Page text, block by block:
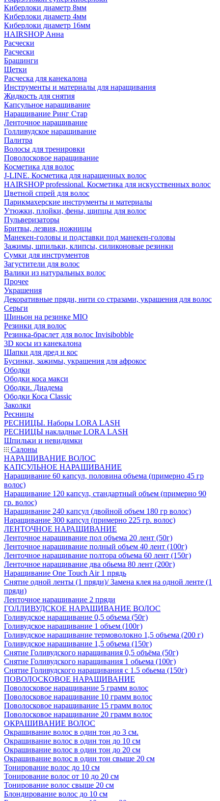
Киберлоки диаметр 8мм
Киберлоки диаметр 4мм
Киберлоки диаметр 16мм
HAIRSHOP Анна
Расчески
Расчески
Брашинги
Щетки
Расческа для канекалона
Инструменты и материалы для наращивания
Жидкость для снятия
Капсульное наращивание
Наращивание Ринг Стар
Ленточное наращивание
Голливудское наращивание
Палитра
Волосы для тренировки
Поволосковое наращивание
Косметика для волос
J-LINE. Косметика для наращенных волос
HAIRSHOP professional. Косметика для искусственных волос
Цветной спрей для волос
Парикмахерские инструменты и материалы
Утюжки, плойки, фены, щипцы для волос
Пульверизаторы
Бритвы, лезвия, ножницы
Манекен-головы и подставки под манекен-головы
Зажимы, шпильки, клипсы, силиконовые резинки
Сумки для инструментов
Загустители для волос
Валики из натуральных волос
Прочее
Украшения
Декоративные пряди, нити со стразами, украшения для волос
Серьги
Шиньон на резинке MIO
Резинки для волос
Резинка-браслет для волос Invisibobble
3D косы из канекалона
Шапки для дред и кос
Бусинки, зажимы, украшения для афрокос
Ободки
Ободки коса макси
Ободки. Диадема
Ободки Коса Classic
Заколки
Ресницы
РЕСНИЦЫ. Наборы LORA LASH
РЕСНИЦЫ накладные LORA LASH
Шпильки и невидимки
Салоны
НАРАЩИВАНИЕ ВОЛОС
КАПСУЛЬНОЕ НАРАЩИВАНИЕ
Наращивание 60 капсул, половина объема (примерно 45 гр
волос)
Наращивание 120 капсул, стандартный объем (примерно 90
гр. волос)
Наращивание 240 капсул (двойной объем 180 гр волос)
Наращивание 300 капсул (примерно 225 гр. волос)
ЛЕНТОЧНОЕ НАРАЩИВАНИЕ
Ленточное наращивание пол объема 20 лент (50г)
Ленточное наращивание полный объем 40 лент (100г)
Ленточное наращивание полтора объема 60 лент (150г)
Ленточное наращивание два обьема 80 лент (200г)
Наращивание One Touch Air 1 прядь
Снятие одной ленты (1 пряди)/ Замена клея на одной ленте (1
пряди)
Ленточное наращивание 2 пряди
ГОЛЛИВУДСКОЕ НАРАЩИВАНИЕ ВОЛОС
Голивудское наращивание 0,5 объема (50г)
Голивудское наращивание 1 объем (100г)
Голивудское наращивание термоволокно 1,5 объема (200 г)
Голивудское наращивание 1,5 объема (150г)
Снятие Голивудского наращивания 0,5 объёма (50г)
Снятие Голивудского наращивания 1 обьема (100г)
Снятие Голивудского наращивания с 1.5 обьема (150г)
ПОВОЛОСКОВОЕ НАРАЩИВАНИЕ
Поволосковое наращивание 5 грамм волос
Поволосковое наращивание 10 грамм волос
Поволосковое наращивание 15 грамм волос
Поволосковое наращивание 20 грамм волос
ОКРАШИВАНИЕ ВОЛОС
Окрашивание волос в один тон до 3 см.
Окрашивание волос в один тон до 10 см
Окрашивание волос в один тон до 20 см
Окрашивание волос в один тон свыше 20 см
Тонирование волос до 10 см
Тонирование волос от 10 до 20 см
Тонирование волос свыше 20 см
Блондирование волос до 10 см